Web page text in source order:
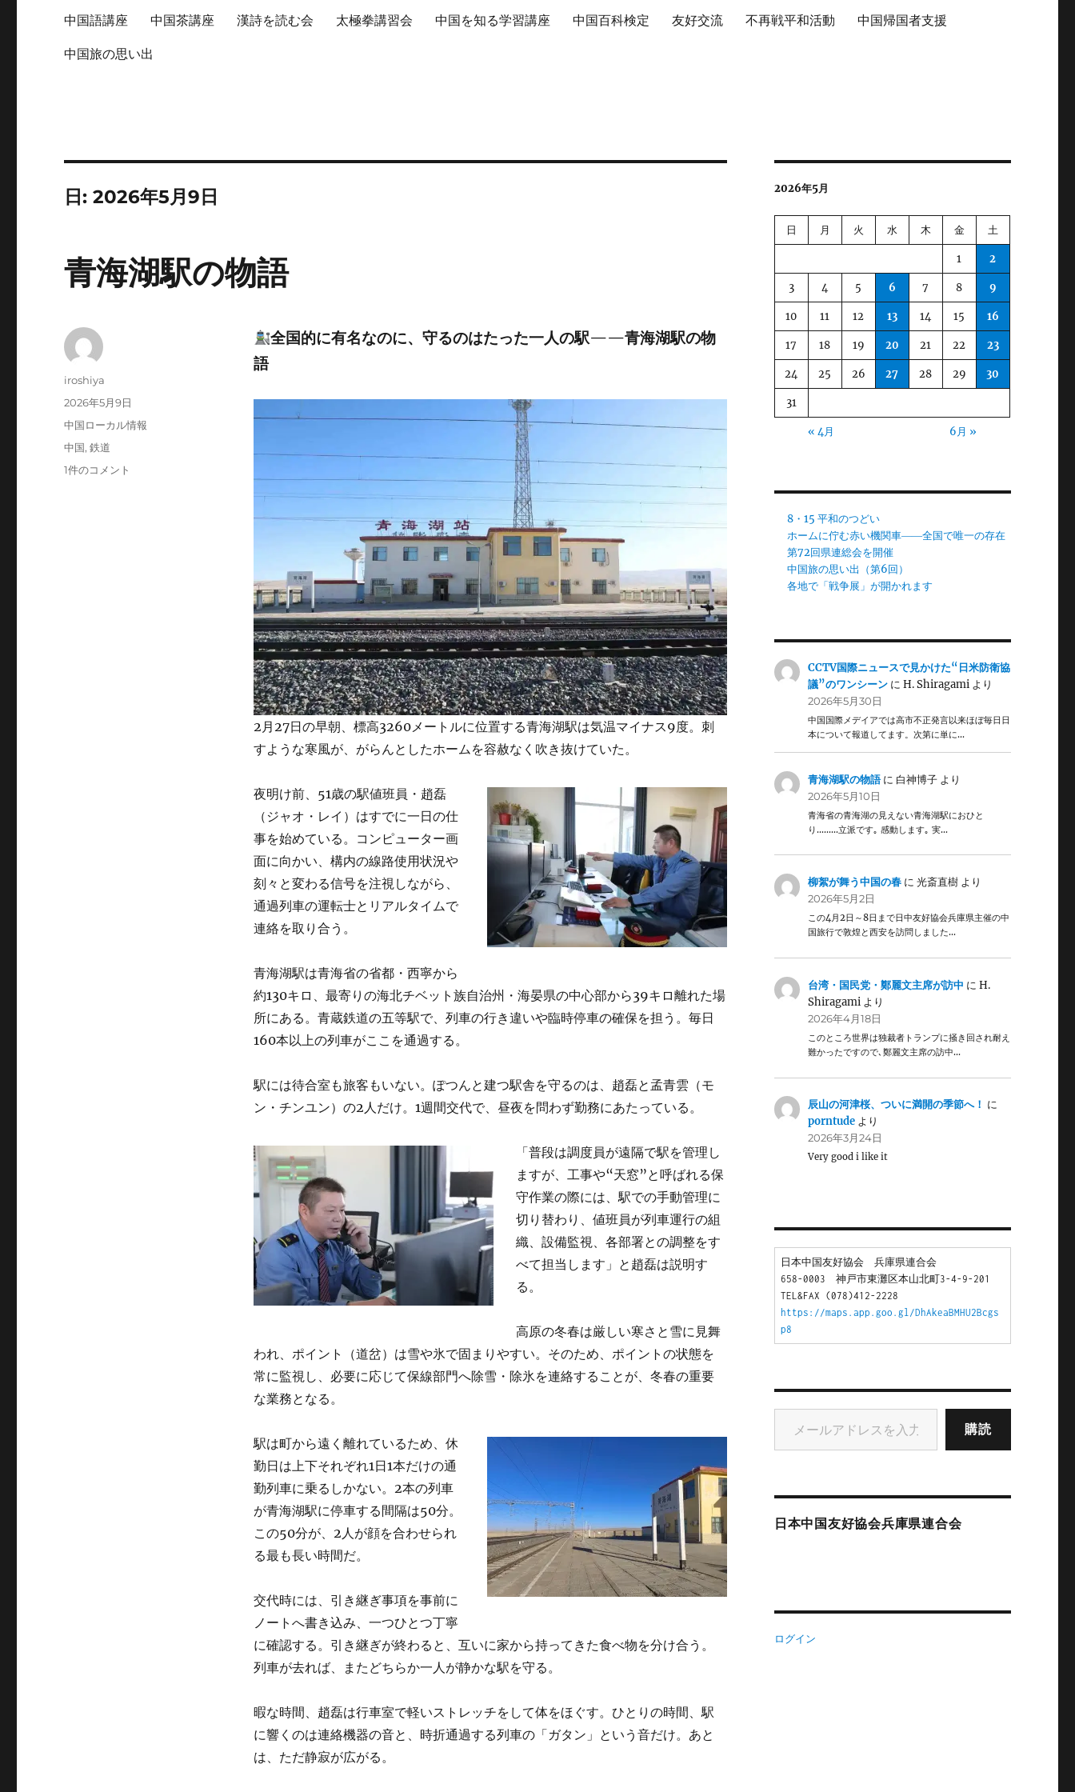
中国語講座 中国茶講座 漢詩を読む会 太極拳講習会 中国を知る学習講座 中国百科検定 友好交流 不再戦平和活動 中国帰国者支援
中国旅の思い出
日:2026年5月9日
青海湖駅の物語
全国的に有名なのに、守るのはたった一人の駅——青海湖駅の物
語
2月27日の早朝、標高3260メートルに位置する青海湖駅は気温マイナス9度。刺
すような寒風が、がらんとしたホームを容赦なく吹き抜けていた。
夜明け前、51歳の駅値班員・趙磊
（ジャオ・レイ）はすでに一日の仕
事を始めている。コンピューター画
面に向かい、構内の線路使用状況や
刻々と変わる信号を注視しながら、
通過列車の運転士とリアルタイムで
連絡を取り合う。
青海湖駅は青海省の省都・西寧から
約130キロ、最寄りの海北チベット族自治州・海晏県の中心部から39キロ離れた場
所にある。青蔵鉄道の五等駅で、列車の行き違いや臨時停車の確保を担う。毎日
160本以上の列車がここを通過する。
駅には待合室も旅客もいない。ぽつんと建つ駅舎を守るのは、趙磊と孟青雲（モ
ン・チンユン）の2人だけ。1週間交代で、昼夜を問わず勤務にあたっている。
「普段は調度員が遠隔で駅を管理し
ますが、工事や“天窓”と呼ばれる保
守作業の際には、駅での手動管理に
切り替わり、値班員が列車運行の組
織、設備監視、各部署との調整をす
べて担当します」と趙磊は説明す
る。
高原の冬春は厳しい寒さと雪に見舞
われ、ポイント（道岔）は雪や氷で固まりやすい。そのため、ポイントの状態を
常に監視し、必要に応じて保線部門へ除雪・除氷を連絡することが、冬春の重要
な業務となる。
駅は町から遠く離れているため、休
勤日は上下それぞれ1日1本だけの通
勤列車に乗るしかない。2本の列車
が青海湖駅に停車する間隔は50分。
この50分が、2人が顔を合わせられ
る最も長い時間だ。
交代時には、引き継ぎ事項を事前に
ノートへ書き込み、一つひとつ丁寧
に確認する。引き継ぎが終わると、互いに家から持ってきた食べ物を分け合う。
列車が去れば、またどちらか一人が静かな駅を守る。
暇な時間、趙磊は行車室で軽いストレッチをして体をほぐす。ひとりの時間、駅
に響くのは連絡機器の音と、時折通過する列車の「ガタン」という音だけ。あと
は、ただ静寂が広がる。
投
iroshiya
投
稿
2026年5月9日
カ
テ
リ
中国ローカル情報
タ
グ
中国,鉄道
青
1件のコメント
2026年5月
日 月 火 水 木 金 土
1 2
3 4 5 6 7 8 9
10 11 12 13 14 15 16
17 18 19 20 21 22 23
24 25 26 27 28 29 30
31
« 4月 6月 »
8・15 平和のつどい
ホームに佇む赤い機関車――全国で唯一の存在
第72回県連総会を開催
中国旅の思い出（第6回）
各地で「戦争展」が開かれます
CCTV国際ニュースで見かけた“日米防衛協
議”のワンシーン にH. Shiragami より
2026年5月30日
中国国際メデイアでは高市不正発言以来ほぼ毎日日
本について報道してます。次第に単に…
青海湖駅の物語に 白神博子 より
2026年5月10日
青海省の青海湖の見えない青海湖駅におひと
り………立派です｡ 感動します｡ 実…
柳絮が舞う中国の春 に光斎直樹 より
2026年5月2日
この4月2日～8日まで日中友好協会兵庫県主催の中
国旅行で敦煌と西安を訪問しました…
台湾・国民党・鄭麗文主席が訪中 にH.
Shiragami より
2026年4月18日
このところ世界は独裁者トランプに掻き回され耐え
難かったですので､鄭麗文主席の訪中…
辰山の河津桜、ついに満開の季節へ！ に
porntude より
2026年3月24日
Very good i like it
日本中国友好協会　兵庫県連合会
658-0003　神戸市東灘区本山北町3-4-9-201
TEL&FAX (078)412-2228
https://maps.app.goo.gl/DhAkeaBMHU2Bcgs
p8
メールアドレスを入力...
購読
日本中国友好協会兵庫県連合会
ログイン